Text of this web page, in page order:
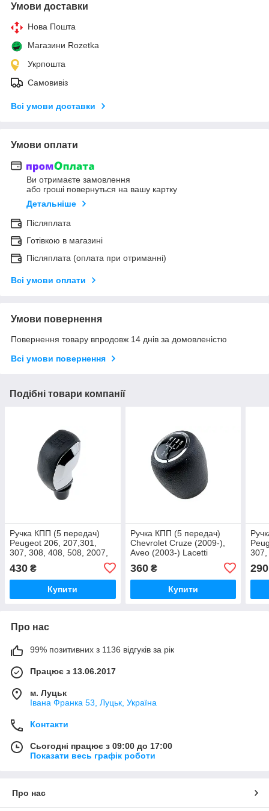
Умови доставки
Нова Пошта
Магазини Rozetka
Укрпошта
Самовивіз
Всі умови доставки
Умови оплати
Ви отримаєте замовлення
або гроші повернуться на вашу картку
Детальніше
Післяплата
Готівкою в магазині
Післяплата (оплата при отриманні)
Всі умови оплати
Умови повернення
Повернення товару впродовж 14 днів за домовленістю
Всі умови повернення
Подібні товари компанії
Ручка КПП (5 передач)
Peugeot 206, 207,301,
307, 308, 408, 508, 2007,
3008, Citroen C3, C4, C5
NTY
430 ₴
Купити
Ручка КПП (5 передач)
Chevrolet Cruze (2009-),
Aveo (2003-) Lacetti
(2003-), Orlando (2010-)
NTY
360₴
Купити
290
Про нас
99% позитивних з 1136 відгуків за рік
Працює з 13.06.2017
м. Луцьк
Івана Франка 53, Луцьк, Україна
Контакти
Сьогодні працює з 09:00 до 17:00
Показати весь графік роботи
Про нас